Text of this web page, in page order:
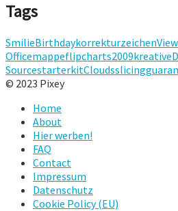
Tags
SmilieBirthdaykorrekturzeichen
Officemappeflipcharts2009kreative
SourcestarterkitCloudsslicing
© 2023 Pixey
Home
About
Hier werben!
FAQ
Contact
Impressum
Datenschutz
Cookie Policy (EU)